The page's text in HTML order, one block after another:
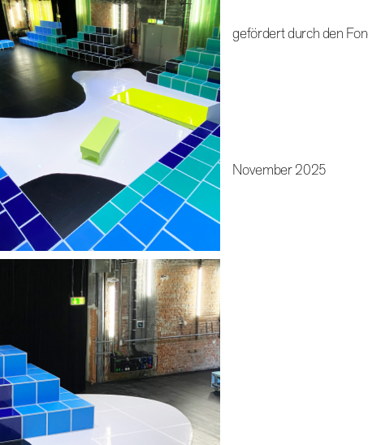
gefördert durch den
November 2025